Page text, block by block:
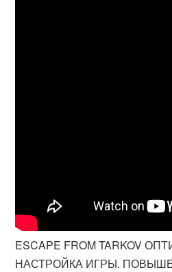
ESCAPE FROM TARKOV
НАСТРОЙКА ИГРЫ.